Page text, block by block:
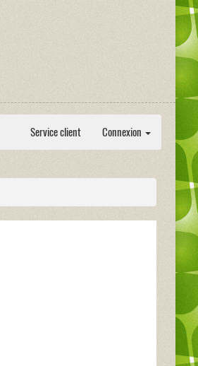
Service client Connexion